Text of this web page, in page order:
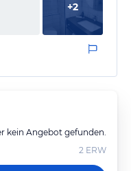
+2
kein Angebot gefunden.
2 ERW